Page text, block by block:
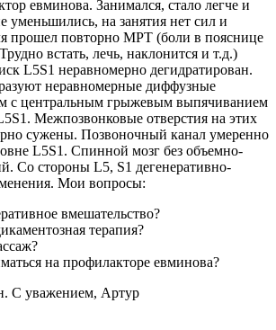
евминова. Занимался, стало легче и
уменьшились, на занятия нет сил и
прошел повторно МРТ (боли в пояснице
встать, лечь, наклонится и т.д.)
L5S1 неравномерно дегидратирован.
неравномерные диффузные
с центральным грыжевым выпячиванием
Межпозвонковые отверстия на этих
сужены. Позвоночный канал умеренно
L5S1. Спинной мозг без объемно-
Со стороны L5, S1 дегенеративно-
Мои вопросы:
вмешательство?
терапия?
на профилакторе евминова?
С уважением, Артур